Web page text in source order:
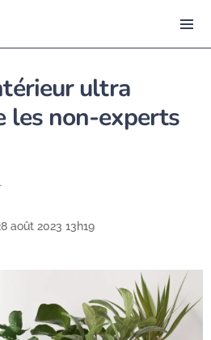
ultra
les non-experts
août 2023 13h19